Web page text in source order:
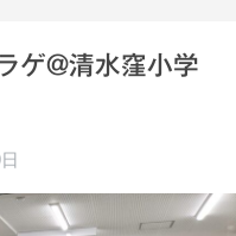
@清水窪小学